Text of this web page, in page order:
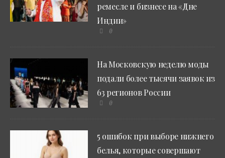
ремесле и бизнесе на «Дне
Индии»
0
На Московскую неделю моды
подали более тысячи заявок из
63 регионов России
0
5 ошибок при выборе нижнего
белья, которые совершают